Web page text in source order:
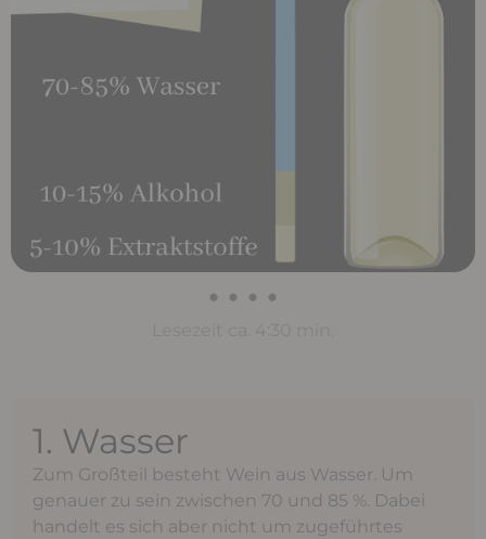
• • • •
1. Wasser
Zum Großteil besteht Wein aus Wasser. Um
genauer zu sein zwischen 70 und 85 %. Dabei
handelt es sich aber nicht um zugeführtes